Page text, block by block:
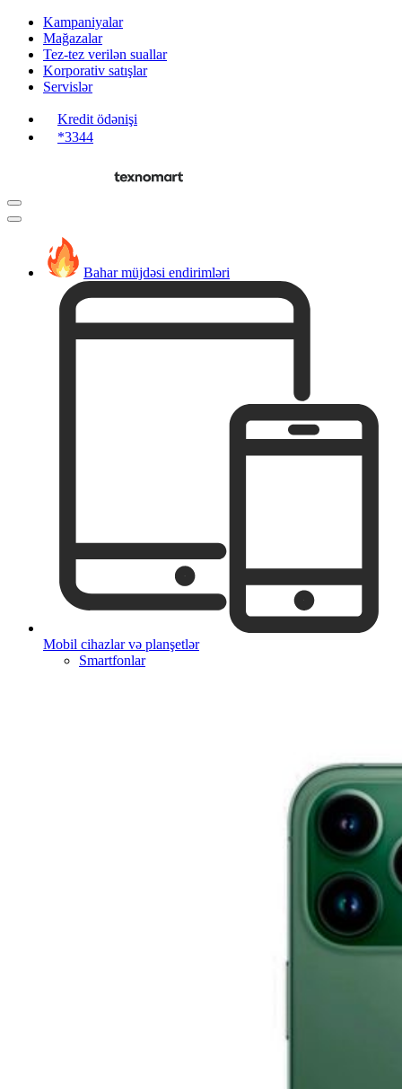
Kampaniyalar
Mağazalar
Tez-tez verilən suallar
Korporativ satışlar
Servislər
Kredit ödənişi
*3344
Bahar müjdəsi endirimləri
Mobil cihazlar və planşetlər
Smartfonlar